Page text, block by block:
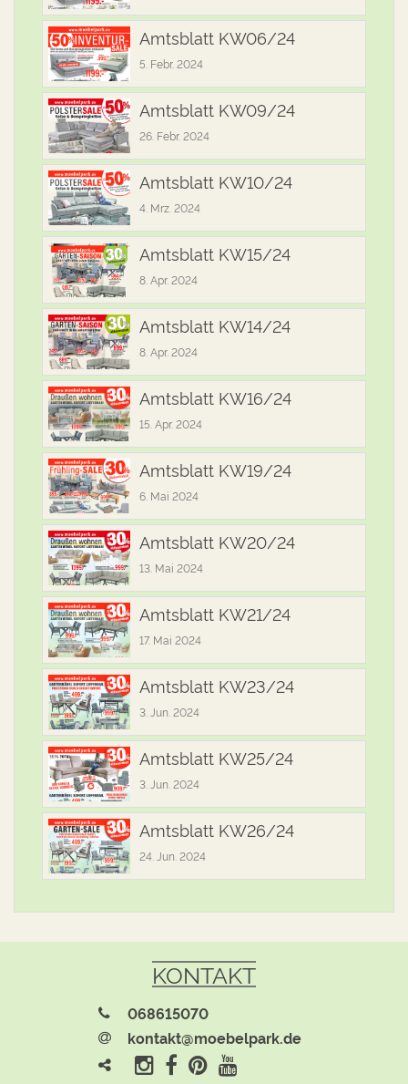
Amtsblatt KW06/24
5. Febr. 2024
Amtsblatt KW09/24
26. Febr. 2024
Amtsblatt KW10/24
4. Mrz. 2024
Amtsblatt KW15/24
8. Apr. 2024
Amtsblatt KW14/24
8. Apr. 2024
Amtsblatt KW16/24
15. Apr. 2024
Amtsblatt KW19/24
6. Mai 2024
Amtsblatt KW20/24
13. Mai 2024
Amtsblatt KW21/24
17. Mai 2024
Amtsblatt KW23/24
3. Jun. 2024
Amtsblatt KW25/24
3. Jun. 2024
Amtsblatt KW26/24
24. Jun. 2024
KONTAKT
068615070
kontakt@moebelpark.de